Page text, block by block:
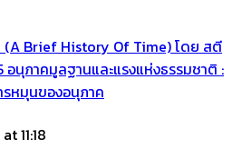
(A Brief History Of Time) โดย สตี
อนุภาคมูลฐานและแรงแห่งธรรมชาติ :
รหมุนของอนุภาค
11:18